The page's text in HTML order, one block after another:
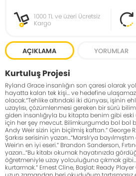
1000 TL ve üzeri Ücretsiz
Kargo
AÇIKLAMA YORUMLAR
Kurtuluş Projesi
Ryland Grace insanlığın son çaresi olarak
hayatta kalan tek kişi... ve hedefine
olacak.“Tehlike altındaki iki dünyası, işinin
uzaylısı, çözümlenmesi gereken bir sürü
giden insanlığıyla bu kitapta benim gibi
için her şey mevcut. Bilimkurgumda bol bol
Andy Weir sizin için biçilmiş kaftan.” George
Şarkısı serisinin yazarı...“Marslı’ya
Weir’ın en iyi eseri.” Brandon Sanderson,
yazarı...“Bu kitabı okumak hayatınızda
öğretmeniyle uzay yolculuğuna çıkmak
kurtarmak.” Ernest Cline, Başlat: Ready Player